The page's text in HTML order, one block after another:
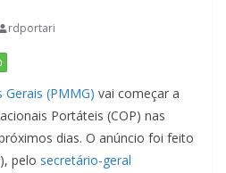
rdportari
(PMMG) vai começar a
Portáteis (COP) nas
dias. O anúncio foi feito
pelo secretário-geral